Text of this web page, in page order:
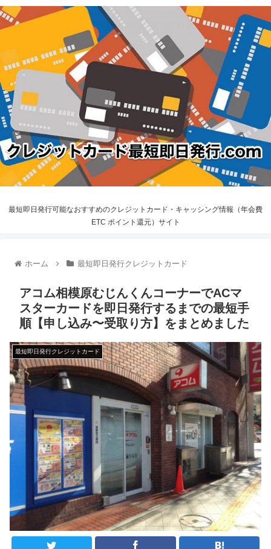
最短即日発行可能なおすすめのクレジットカード・キャッシング情報（年会費
ETC ポイント還元）サイト
ホーム 最短即日発行クレジットカード
アコム相模原むじんくんコーナーでACマ
スターカードを即日発行するまでの最短手
順【申し込み〜受取り方】をまとめました
最短即日発行クレジットカード